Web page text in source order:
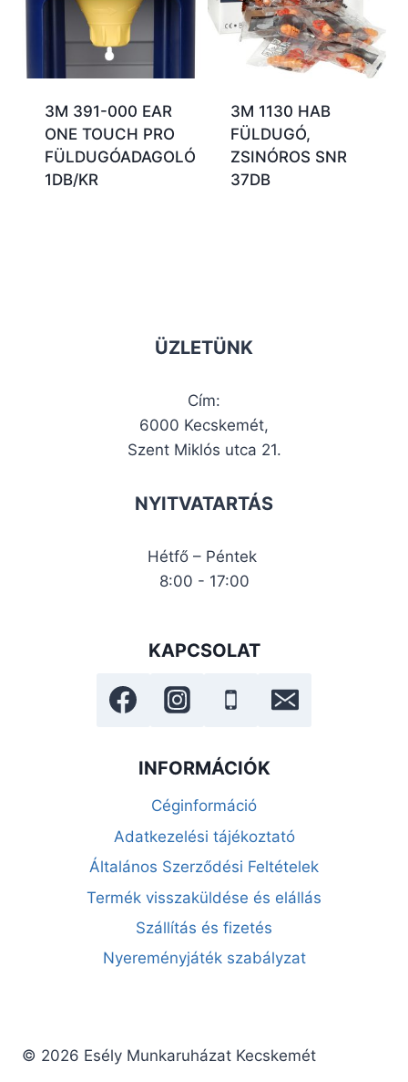
3M 391-000 EAR
ONE TOUCH PRO
FÜLDUGÓADAGOLÓ
1DB/KR
3M 1130 HAB
FÜLDUGÓ,
ZSINÓROS SNR
37DB
ÜZLETÜNK
Cím:
6000 Kecskemét,
Szent Miklós utca 21.
NYITVATARTÁS
Hétfő – Péntek
8:00 - 17:00
KAPCSOLAT
INFORMÁCIÓK
Céginformáció
Adatkezelési tájékoztató
Általános Szerződési Feltételek
Termék visszaküldése és elállás
Szállítás és fizetés
Nyereményjáték szabályzat
© 2026 Esély Munkaruházat Kecskemét